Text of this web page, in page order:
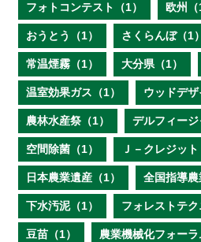
フォトコンテスト（1） 欧州（
おうとう（1） さくらんぼ（1）
常温煙霧（1） 大分県（1）
温室効果ガス（1） ウッドデザ
農林水産祭（1） デルフィージ
空間除菌（1） Ｊ－クレジット
日本農業遺産（1） 全国指導農
下水汚泥（1） フォレストテク
豆苗（1） 農業機械化フォーラ